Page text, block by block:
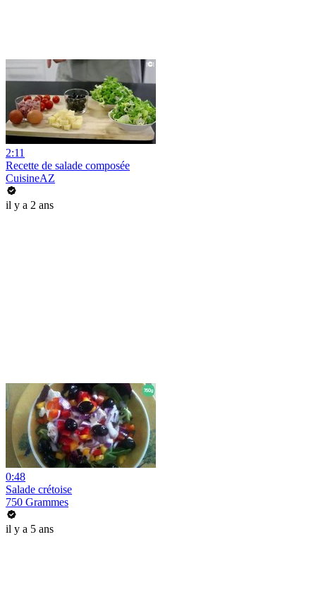
2:11
Recette de salade composée
CuisineAZ
il y a 2 ans
0:48
Salade crétoise
750 Grammes
il y a 5 ans